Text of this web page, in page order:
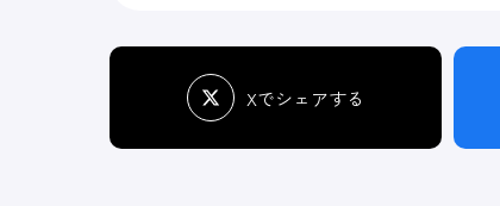
Xでシェアする